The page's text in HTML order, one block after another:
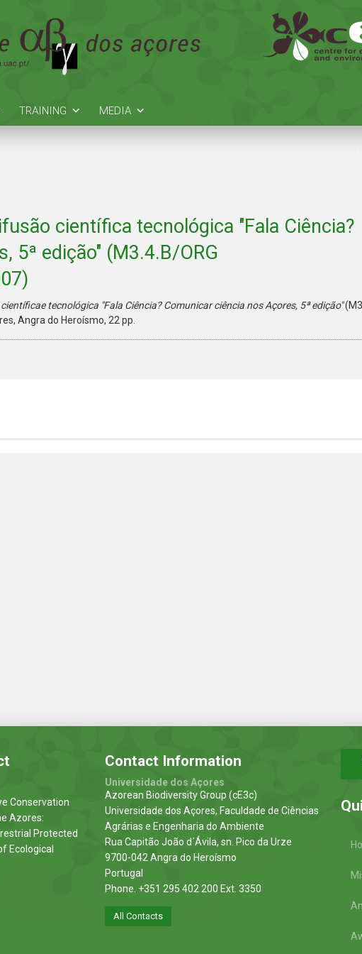
TRAINING MEDIA
científica tecnológica "Fala Ciência?
5ª edição" (M3.4.B/ORG
tecnológica "Fala Ciência? Comunicar ciência nos Açores, 5ª edição"
Angra do Heroísmo, 22 pp.
Conservation
Azores:
Protected
Ecological
Contact Information
Universidade dos Açores
Azorean Biodiversity Group (cE3c)
Universidade dos Açores, Faculdade de Ciências
Agrárias e Engenharia do Ambiente
Rua Capitão João d´Ávila, sn. Pico da Urze
9700-042 Angra do Heroísmo
Portugal
Phone. +351 295 402 200 Ext. 3350
All Contacts